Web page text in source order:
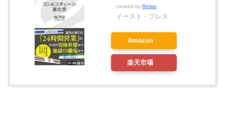
created by Rinker
イースト・プレス
Amazon
楽天市場